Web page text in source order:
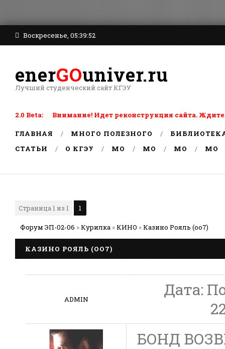
Воскресенье, 05:39:52
enerGOuniver.ru
Лучший студенческий сайт КГЭУ
2.0 Beta: Внимание! Идет реконструкция сайта. Ждите
ГЛАВНАЯ МНОГО ПОЛЕЗНОГО
СТАТЬИ
О КГЭУ MO MO MO MO
Страница1из 1 1
Форум ЭП-02-06 »Курилка »КИНО »Казино Рояль (оо7)
КАЗИНО РОЯЛЬ (ОО7)
ADMIN
Дата:
БОНД